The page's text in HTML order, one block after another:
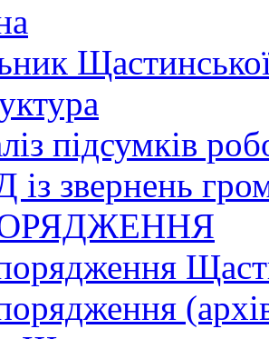
підсумків
звернень